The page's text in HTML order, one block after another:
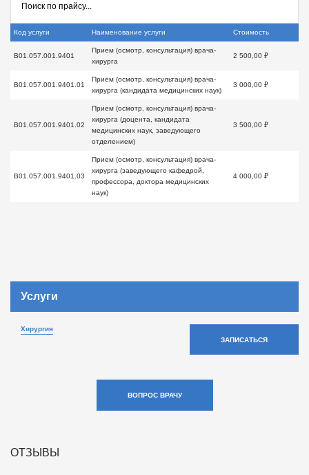
Код услуги Наименование услуги Стоимость
B01.057.001.9401
Прием (осмотр, консультация) врача-
хирурга
2 500,00 ₽
B01.057.001.9401.01
Прием (осмотр, консультация) врача-
хирурга (кандидата медицинских наук)
3 000,00 ₽
B01.057.001.9401.02
Прием (осмотр, консультация) врача-
хирурга (доцента, кандидата
медицинских наук, заведующего
отделением)
3 500,00 ₽
B01.057.001.9401.03
Прием (осмотр, консультация) врача-
хирурга (заведующего кафедрой,
профессора, доктора медицинских
наук)
4 000,00 ₽
Услуги
Хирургия
ЗАПИСАТЬСЯ
ВОПРОС ВРАЧУ
ОТЗЫВЫ